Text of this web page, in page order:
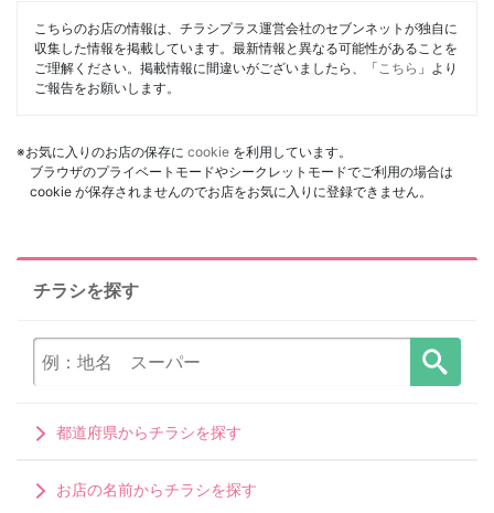
こちらのお店の情報は、チラシプラス運営会社のセブンネットが独自に
収集した情報を掲載しています。最新情報と異なる可能性があることを
ご理解ください。掲載情報に間違いがございましたら、「 こちら 」より
ご報告をお願いします。
※お気に入りのお店の保存に cookie を利用しています。
ブラウザのプライベートモードやシークレットモードでご利用の場合は
cookie が保存されませんのでお店をお気に入りに登録できません。
チラシを探す
都道府県からチラシを探す
お店の名前からチラシを探す